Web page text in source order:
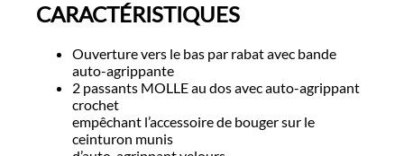
CARACTÉRISTIQUES
Ouverture vers le bas par rabat avec bande
auto-agrippante
2 passants MOLLE au dos avec auto-agrippant
crochet
empêchant l’accessoire de bouger sur le
ceinturon munis